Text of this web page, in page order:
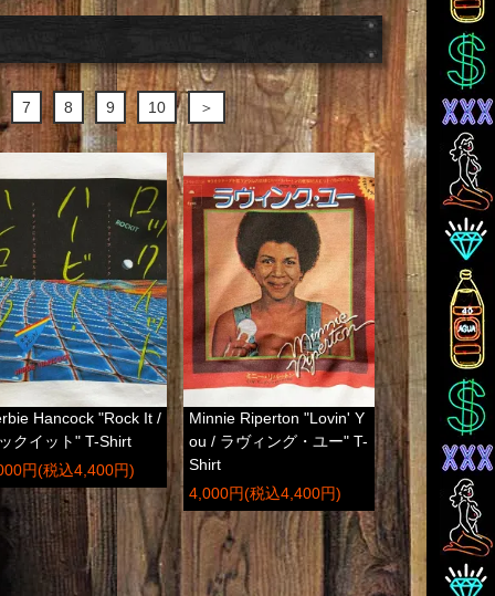
7 8 9 10 ＞
Hancock "Rock It /
クイット" T-Shirt
円(税込4,400円)
Minnie Riperton "Lovin' Y
ou / ラヴィング・ユー" T-
Shirt
4,000円(税込4,400円)